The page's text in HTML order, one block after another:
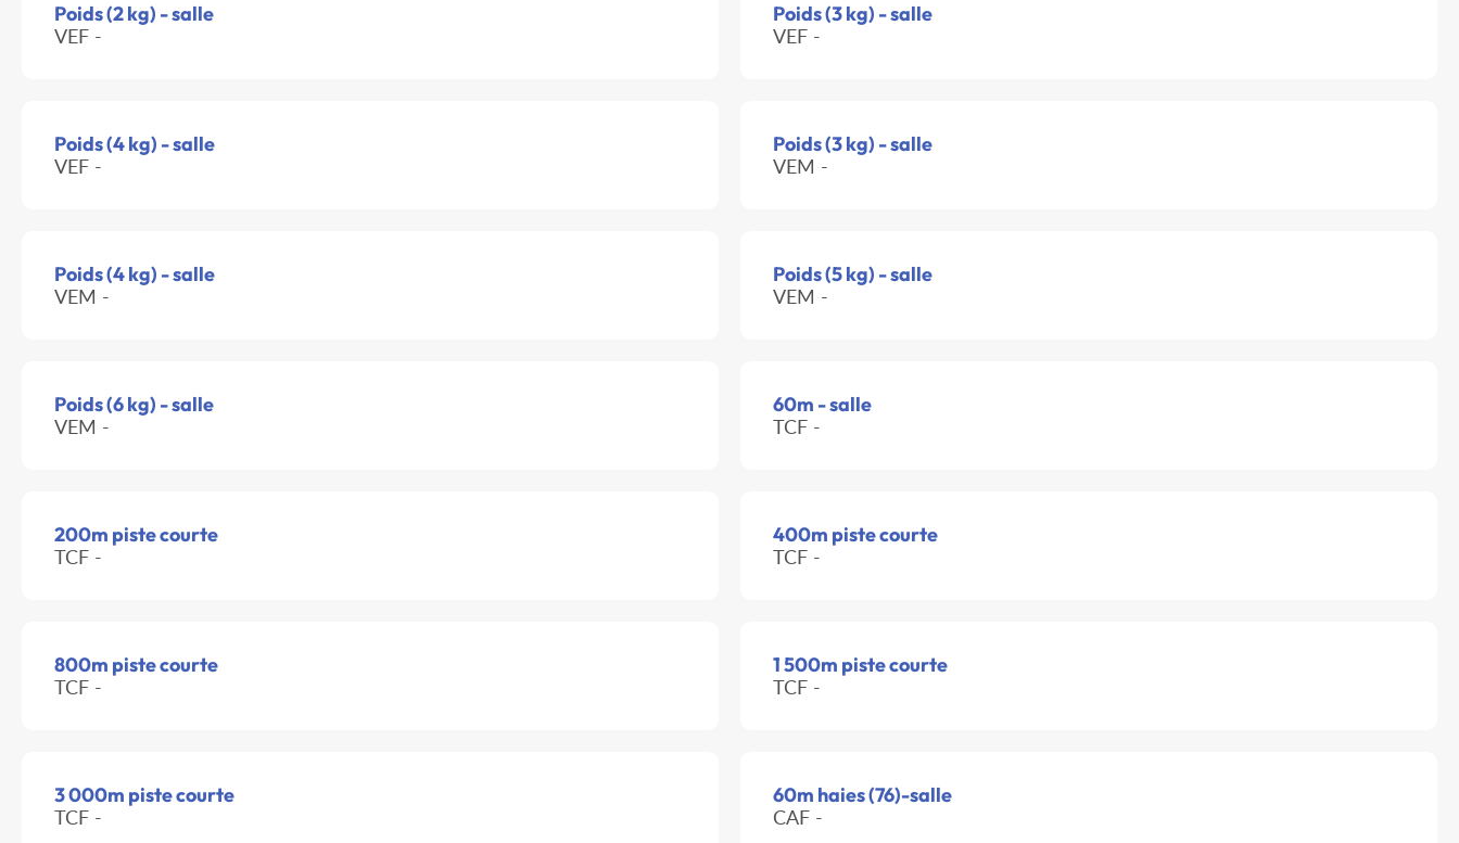
Poids (2 kg) - salle
VEF -
Poids (3 kg) - salle
VEF -
Poids (4 kg) - salle
VEF -
Poids (3 kg) - salle
VEM -
Poids (4 kg) - salle
VEM -
Poids (5 kg) - salle
VEM -
Poids (6 kg) - salle
VEM -
60m - salle
TCF -
200m piste courte
TCF -
400m piste courte
TCF -
800m piste courte
TCF -
1 500m piste courte
TCF -
3 000m piste courte
TCF -
60m haies (76)-salle
CAF -